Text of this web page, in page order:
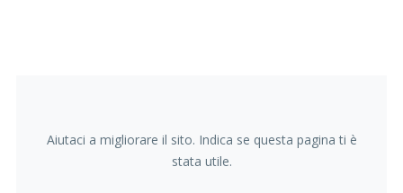
Aiutaci a migliorare il sito. Indica se questa pagina ti è
stata utile.